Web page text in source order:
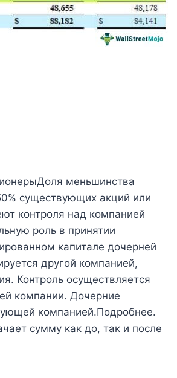
меньшинства
существующих акций или
контроля над компанией
роль в принятии
капитале дочерней
другой компанией,
Контроль осуществляется
компании. Дочерние
компанией.Подробнее.
сумму как до, так и после